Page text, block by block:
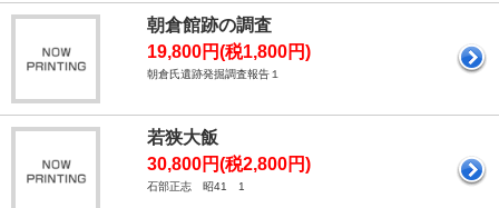
朝倉館跡の調査
19,800円(税1,800円)
朝倉氏遺跡発掘調査報告１
若狭大飯
30,800円(税2,800円)
石部正志 昭41 1